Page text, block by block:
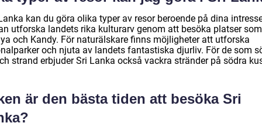
kan du göra olika typer av resor beroende på dina
utforska landets rika kulturarv genom att besöka platser som
och Kandy. För naturälskare finns möjligheter att utforska
och njuta av landets fantastiska djurliv. För de som
strand erbjuder Sri Lanka också vackra stränder på södra
är den bästa tiden att besöka Sri